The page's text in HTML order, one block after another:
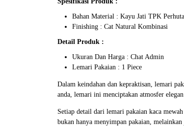
Bahan Material : Kayu Jati TPK
Finishing : Cat Natural Kombinasi
Detail Produk :
Ukuran Dan Harga : Chat Admin
Lemari Pakaian : 1 Piece
Dalam keindahan dan kepraktisan, lemari
anda, lemari ini menciptakan atmosfer
Setiap detail dari lemari pakaian kaca
bukan hanya menyimpan pakaian,